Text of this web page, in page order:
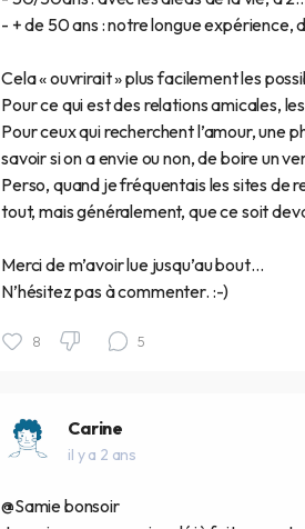
- + de 50 ans : notre longue expérience,
Cela « ouvrirait » plus facilement les
Pour ce qui est des relations amicales,
Pour ceux qui recherchent l’amour,
savoir si on a envie ou non, de boire un
Perso, quand je fréquentais les sites de
tout, mais généralement, que ce soit
Merci de m’avoir lue jusqu’au bout…
N’hésitez pas à commenter. :-)
8 5
Carine
il y a 2 ans
@Samie bonsoir